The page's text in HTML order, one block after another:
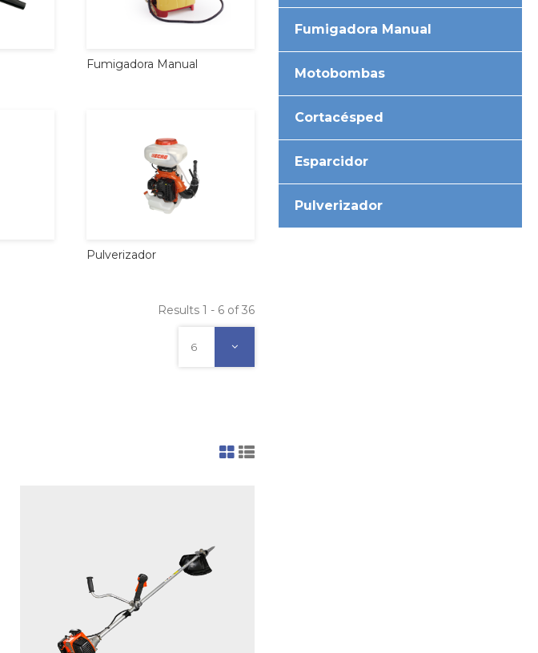
Fumigadora Manual
Pulverizador
Results 1 - 6 of 36
6
Fumigadora Manual
Motobombas
Cortacésped
Esparcidor
Pulverizador